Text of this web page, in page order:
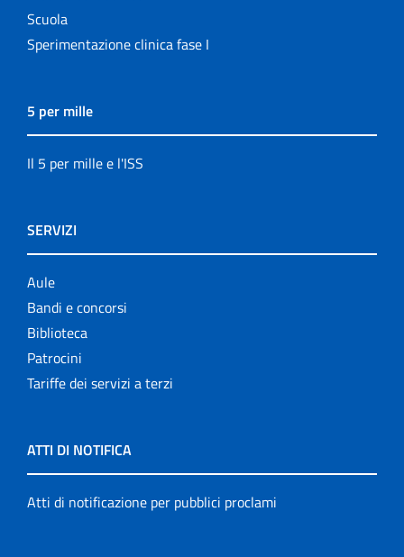
Scuola
Sperimentazione clinica fase I
5 per mille
Il 5 per mille e l'ISS
SERVIZI
Aule
Bandi e concorsi
Biblioteca
Patrocini
Tariffe dei servizi a terzi
ATTI DI NOTIFICA
Atti di notificazione per pubblici proclami